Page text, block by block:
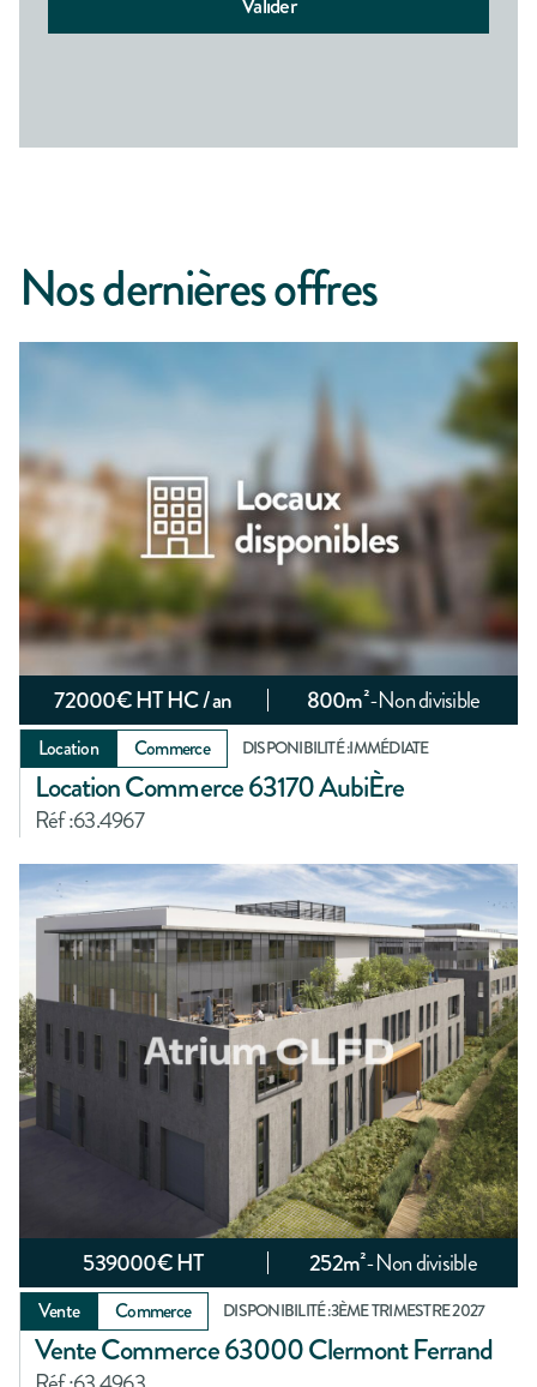
Nos dernières offres
72000€ HT HC / an 800m²-Non divisible
Location Commerce DISPONIBILITÉ :IMMÉDIATE
Location Commerce 63170 AubiÈre
Réf :63.4967
539000€ HT 252m²-Non divisible
Vente Commerce DISPONIBILITÉ :3ÈME TRIMESTRE 2027
Vente Commerce 63000 Clermont Ferrand